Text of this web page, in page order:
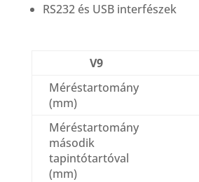
RS232 és USB interfészek
V9
Méréstartomány
(mm)
Méréstartomány
második
tapintótartóval
(mm)